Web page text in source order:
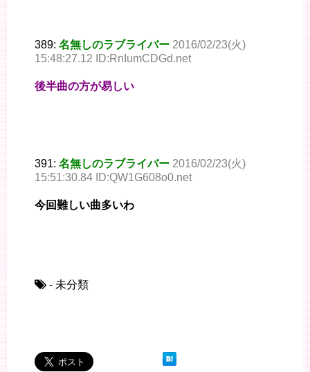
389: 名無しのラブライバー 2016/02/23(火)
15:48:27.12 ID:RnIumCDGd.net
後半曲の方が易しい
391: 名無しのラブライバー 2016/02/23(火)
15:51:30.84 ID:QW1G608o0.net
今回難しい曲多いわ
- 未分類